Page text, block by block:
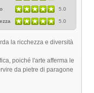
5.0
5.0
la ricchezza e diversità
poiché l'arte afferma le
da pietre di paragone